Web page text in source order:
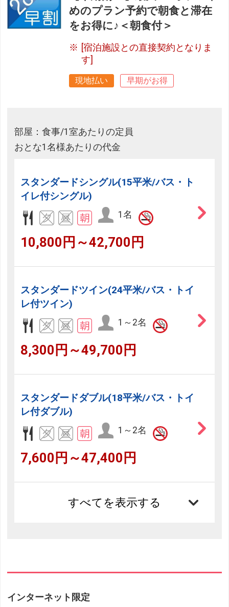
めのプラン予約で朝食と滞在
をお得に♪＜朝食付＞
[宿泊施設との直接契約となりま
す]
現地払い 早期がお得
部屋：食事/1室あたりの定員
おとな1名様あたりの代金
スタンダードシングル(15平米/バス・ト
イレ付シングル)
1名
10,800円～42,700円
スタンダードツイン(24平米/バス・トイ
レ付ツイン)
1～2名
8,300円～49,700円
スタンダードダブル(18平米/バス・トイ
レ付ダブル)
1～2名
7,600円～47,400円
すべてを表示する
インターネット限定